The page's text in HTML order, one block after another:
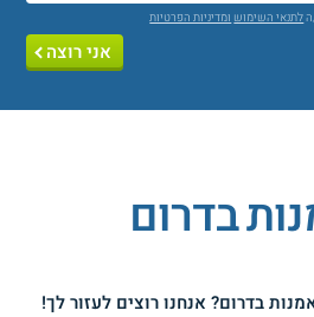
לתנאי השימוש ומדיניות הפרטיות
אני רוצה
בדרום
בדרום? אנחנו רוצים לעזור לך!